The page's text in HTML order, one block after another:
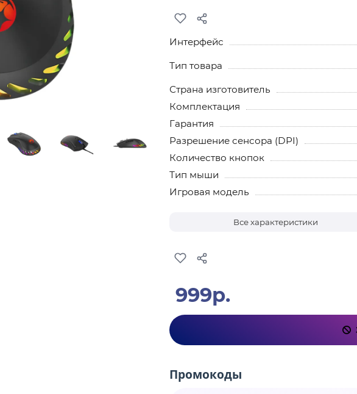
Интерфейс
Тип товара
Страна изготовитель
Комплектация
Гарантия
Разрешение сенсора (DPI)
Количество кнопок
Тип мыши
Игровая модель
Все характеристики
999р.
Промокоды